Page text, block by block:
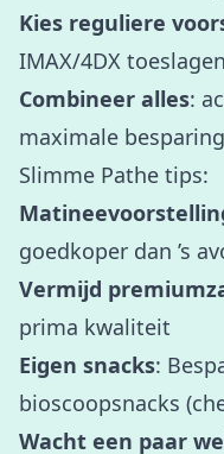
Kies reguliere
IMAX/4DX
Combineer alles:
maximale besparing
Slimme Pathe tips:
goedkoper dan ’s
Vermijd
prima kwaliteit
Eigen snacks:
bioscoopsnacks
Wacht een paar